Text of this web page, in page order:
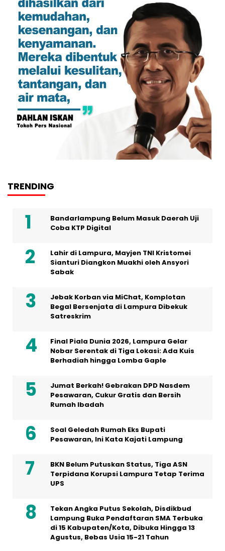
TRENDING
Bandarlampung Belum Masuk Daerah Uji
Coba KTP Digital
Lahir di Lampura, Mayjen TNI Kristomei
Sianturi Diangkon Muakhi oleh Ansyori
Sabak
Jebak Korban via MiChat, Komplotan
Begal Bersenjata di Lampura Dibekuk
Satreskrim
Final Piala Dunia 2026, Lampura Gelar
Nobar Serentak di Tiga Lokasi: Ada Kuis
Berhadiah hingga Lomba Gaple
Jumat Berkah! Gebrakan DPD Nasdem
Pesawaran, Cukur Gratis dan Bersih
Rumah Ibadah
Soal Geledah Rumah Eks Bupati
Pesawaran, Ini Kata Kajati Lampung
BKN Belum Putuskan Status, Tiga ASN
Terpidana Korupsi Lampura Tetap Terima
UPS
Tekan Angka Putus Sekolah, Disdikbud
Lampung Buka Pendaftaran SMA Terbuka
di 15 Kabupaten/Kota, Dibuka Hingga 13
Agustus, Bebas Usia 15-21 Tahun